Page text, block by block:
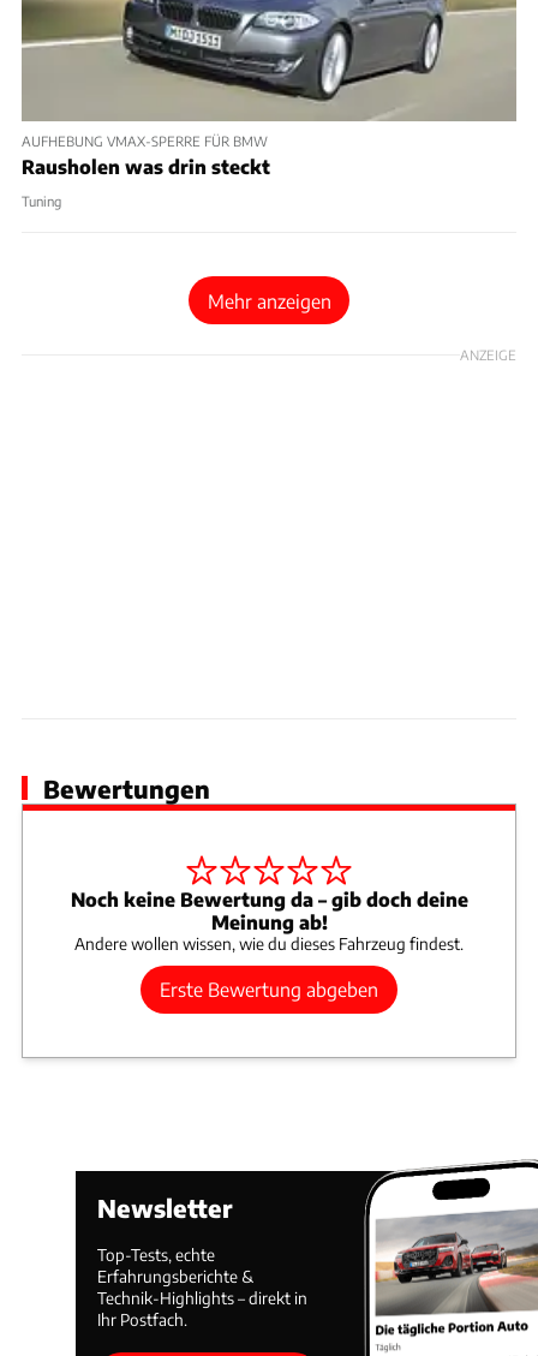
AUFHEBUNG VMAX-SPERRE FÜR BMW
Rausholen was drin steckt
Tuning
Mehr anzeigen
ANZEIGE
Bewertungen
Noch keine Bewertung da – gib doch deine
Meinung ab!
Andere wollen wissen, wie du dieses Fahrzeug findest.
Erste Bewertung abgeben
Newsletter
Top-Tests, echte
Erfahrungsberichte &
Technik-Highlights – direkt in
Ihr Postfach.